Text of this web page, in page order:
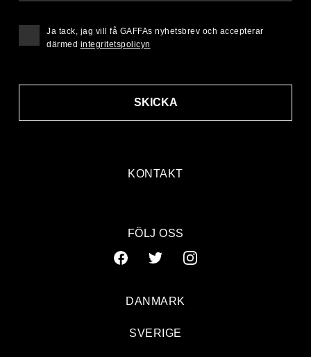
KONTAKT
SKICKA
Ja tack, jag vill få GAFFAs nyhetsbrev och accepterar
därmed integritetspolicyn
FÖLJ OSS
DANMARK
SVERIGE